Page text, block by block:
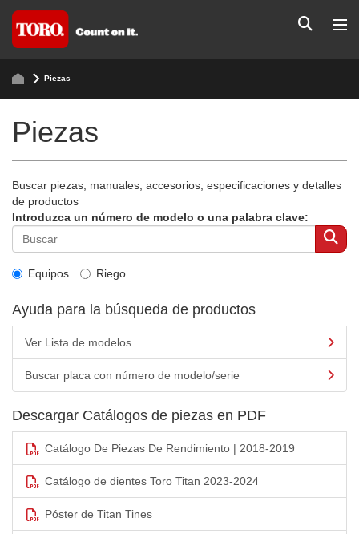
Piezas
Piezas
Buscar piezas, manuales, accesorios, especificaciones y detalles
de productos
Introduzca un número de modelo o una palabra clave:
Equipos Riego
Ayuda para la búsqueda de productos
Ver Lista de modelos
Buscar placa con número de modelo/serie
Descargar Catálogos de piezas en PDF
Catálogo De Piezas De Rendimiento | 2018-2019
Catálogo de dientes Toro Titan 2023-2024
Póster de Titan Tines